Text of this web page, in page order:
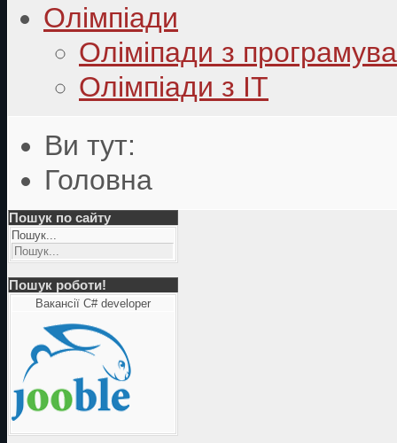
Олімпіади
Оліміпади з
Олімпіади з ІТ
Ви тут:
Головна
Пошук по сайту
Пошук...
Пошук роботи!
Вакансії C# developer